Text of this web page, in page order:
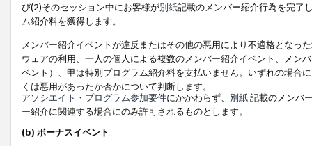
び(2)そのセッション中にお客様が別紙記載のメンバー紹介行為を完了
ム紹介料を獲得します。
メンバー紹介イベントが違反またはその他の悪用により不適格となっ
ウェアの利用、一人の個人による複数のメンバー紹介イベント、メン
ベント）、甲は特別プログラム紹介料を支払いません。いずれの場合
くは悪用があったか否かについて判断します。
アソシエイト・プログラム参加要件にかかわらず、 別紙記載のメンバ
ー紹介に関連する場合にのみ許可されるものとします。
(b) ボーナスイベント